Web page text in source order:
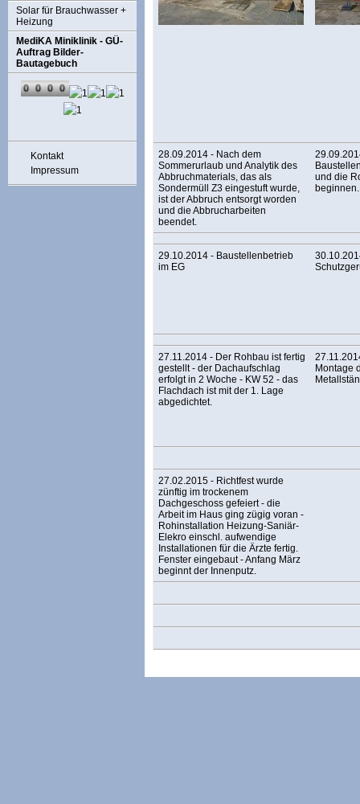
Solar für Brauchwasser +
Heizung
MediKA Miniklinik - GÜ-
Auftrag Bilder-
Bautagebuch
Kontakt
Impressum
28.09.2014 - Nach dem
Sommerurlaub und Analytik des
Abbruchmaterials, das als
Sondermüll Z3 eingestuft wurde,
ist der Abbruch entsorgt worden
und die Abbrucharbeiten
beendet.
und die
beginnen.
29.10.2014 - Baustellenbetrieb
im EG
27.11.2014 - Der Rohbau ist fertig
gestellt - der Dachaufschlag
erfolgt in 2 Woche - KW 52 - das
Flachdach ist mit der 1. Lage
abgedichtet.
Montage
27.02.2015 - Richtfest wurde
zünftig im trockenem
Dachgeschoss gefeiert - die
Arbeit im Haus ging zügig voran -
Rohinstallation Heizung-Saniär-
Elekro einschl. aufwendige
Installationen für die Ärzte fertig.
Fenster eingebaut - Anfang März
beginnt der Innenputz.